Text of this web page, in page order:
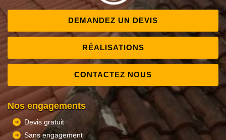
DEMANDEZ UN DEVIS
RÉALISATIONS
CONTACTEZ NOUS
Nos engagements
Devis gratuit
Sans engagement